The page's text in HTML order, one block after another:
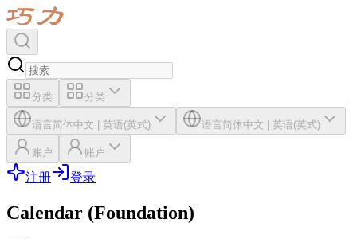
分类 分类
语言简体中文 | 英语(英式) 语言简体中文 | 英语(英式)
账户 账户
注册 登录
Calendar (Foundation)